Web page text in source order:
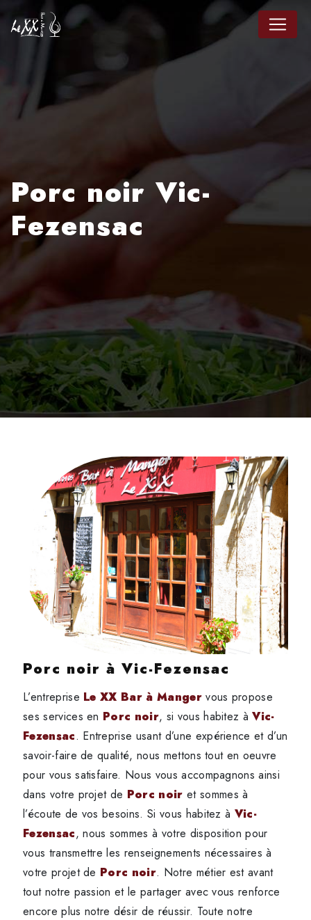
Porc noir Vic-
Fezensac
Porc noir à Vic-Fezensac
L’entreprise Le XX Bar à Mangervous propose
ses services en Porc noir, si vous habitez àVic-
Fezensac. Entreprise usant d’une expérience et d’un
savoir-faire de qualité, nous mettons tout en oeuvre
pour vous satisfaire. Nous vous accompagnons ainsi
dans votre projet de Porc noir et sommes à
l’écoute de vos besoins. Si vous habitez à Vic-
Fezensac, nous sommes à votre disposition pour
vous transmettre les renseignements nécessaires à
votre projet de Porc noir. Notre métier est avant
tout notre passion et le partager avec vous renforce
encore plus notre désir de réussir. Toute notre
Panneau de gestion des cookies